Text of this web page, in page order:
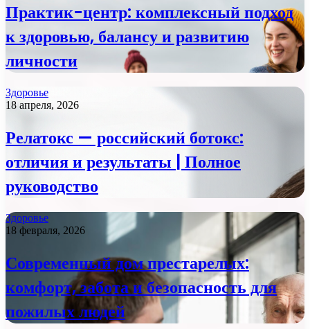
Практик-центр: комплексный подход
к здоровью, балансу и развитию
личности
Здоровье
18 апреля, 2026
Релатокс — российский ботокс:
отличия и результаты | Полное
руководство
Здоровье
18 февраля, 2026
Современный дом престарелых:
комфорт, забота и безопасность для
пожилых людей